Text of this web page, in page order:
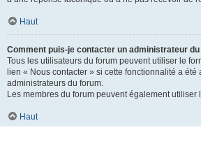
Haut
Comment puis-je contacter un administrateur
Tous les utilisateurs du forum peuvent utiliser le
lien « Nous contacter » si cette fonctionnalité a été
administrateurs du forum.
Les membres du forum peuvent également utiliser
Haut